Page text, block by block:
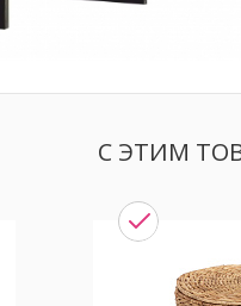
С ЭТИМ